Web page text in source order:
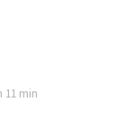
11 min